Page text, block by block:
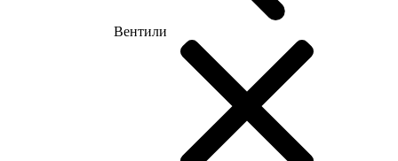
Вентили